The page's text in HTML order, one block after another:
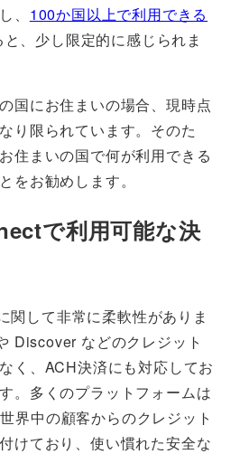
、 100か国以上で利用できる
と、少し限定的に感じられま
国にお住まいの場合、現時点
り限られています。そのた
住まいの国で何が利用できる
をお勧めします。
で利用可能な決
関して非常に柔軟性がありま
Discover などのクレジット
く、ACH決済にも対応してお
。多くのプラットフォームは
界中の顧客からのクレジット
けており、使い慣れた安全な